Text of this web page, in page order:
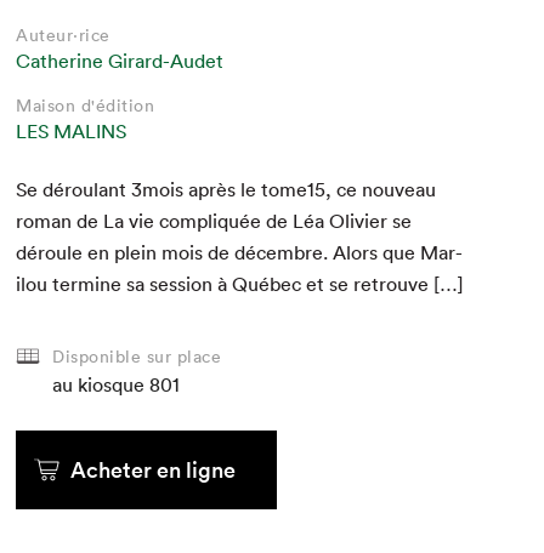
Auteur·rice
Catherine Girard-Audet
Maison d'édition
LES MALINS
Se déroulant3mois après le tome15, ce nou­veau
roman de La vie com­pliquée de Léa Olivi­er se
déroule en plein mois de décem­bre. Alors que Mar­
ilou ter­mine sa ses­sion à Québec et se retrouve […]
Disponible sur place
au kiosque 801
Acheter en ligne